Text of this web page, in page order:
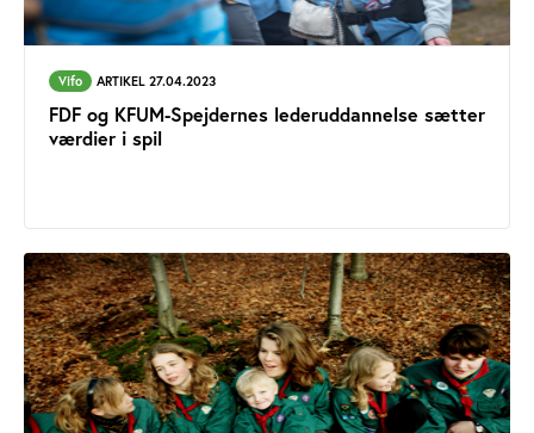
Vifo ARTIKEL 27.04.2023
FDF og KFUM-Spejdernes lederuddannelse sætter
værdier i spil